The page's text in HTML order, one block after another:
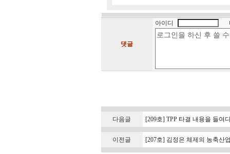
댓글
아이디
다음글 [209호] TPP 타결 내용을 들여
이전글 [207호] 김정은 체제의 농축산